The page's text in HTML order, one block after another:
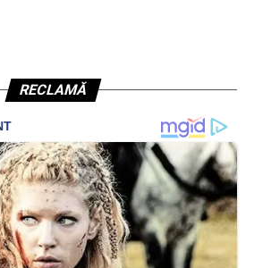
RECLAMĂ